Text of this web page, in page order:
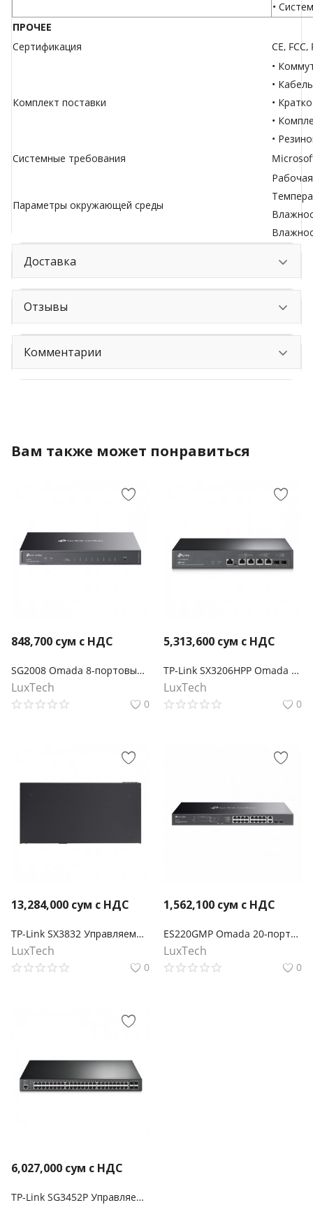
•
ПРОЧЕЕ
Сертификация
CE, FCC,
Комплект поставки
•
•
•
•
•
Системные требования
Параметры окружающей среды
Доставка
Отзывы
Комментарии
Вам также может понравиться
848,700 сум с НДС
SG2008 Omada 8-портовый гигабитный коммутатор Smart
LuxTech
0
5,313,600 сум с НДС
TP-Link SX3206HPP Omada управляемый РоЕ-коммутатор уровня L2+ c 4 портами PoE++ 10 Гбит/с и 2 портами SFP+
LuxTech
0
13,284,000 сум с НДС
TP-Link SX3832 Управляемый коммутатор Omada 24-портовый 10GBASE-T L2+ с 8 слотами 10GE SFP+
LuxTech
0
1,562,100 сум с НДС
ES220GMP Omada 20-портовый гигабитный Easy Managed коммутатор с 16 портами PoE+
LuxTech
0
6,027,000 сум с НДС
TP-Link SG3452P Управляемый коммутатор Smart линейки Omada уровня 2+ с 48 гигабитными портами PoE+ и 4 портами SFP